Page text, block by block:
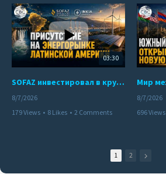
03:30
SOFAZ инвестировал в крупнейшего независимого производителя электроэнергии Перу
8/7/2026
179 Views • 8 Likes • 2 Comments
8/7/2026
696 Views
1 2